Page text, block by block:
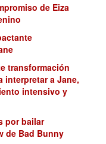
de Eiza
transformación
interpretar a Jane,
intensivo y
por bailar
de Bad Bunny